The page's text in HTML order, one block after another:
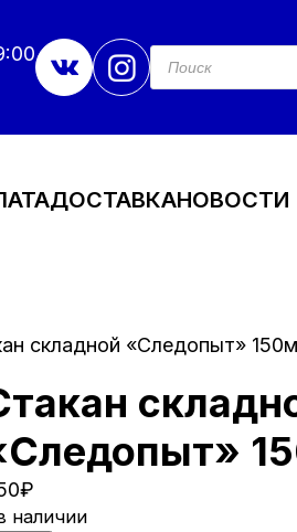
Поиск
товаров
ДОСТАВКАНОВОСТИ
складной «Следопыт»
₽
наличии